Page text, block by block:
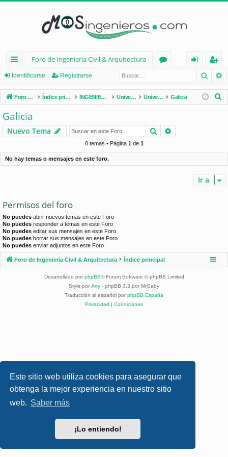
Este sitio web utiliza cookies para asegurar que
obtenga la mejor experiencia en nuestro sitio
web. Saber más
¡Lo entiendo!
nl
ac
es
rá
pi
d
Foro de Ingenieria Civil & Arquitectura
os
nt
ifi
e
eg
ist
ra
Identificarse Registrarse
Foro de Ingenieria Civil & Arquitectura Índice principal INGENIERÍA CIVIL (España) Universidades de España Universidades por Comunidades Galicia
r
Galicia
Nuevo Tema Buscar
0 temas • Página 1de 1
No hay temas o mensajes en este foro.
Ir a
Permisos del foro
No puedes abrir nuevos temas en este Foro
No puedes responder a temas en este Foro
No puedes editar sus mensajes en este Foro
No puedes borrar sus mensajes en este Foro
No puedes enviar adjuntos en este Foro
Foro de Ingenieria Civil & Arquitectura Índice principal
Desarrollado por phpBB® Forum Software © phpBB Limited
Style por Arty - phpBB 3.3 por MrGaby
Traducción al español por phpBB España
Privacidad | Condiciones